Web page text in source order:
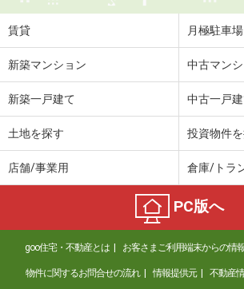
賃貸 月極駐車場
新築マンション 中古マン
新築一戸建て 中古一戸
土地を探す 投資物件
店舗/事業用 倉庫/トラ
PC版へ
goo住宅・不動産とは お客さまご利用端末からの情
物件に関するお問合せの流れ 情報提供元 不動産